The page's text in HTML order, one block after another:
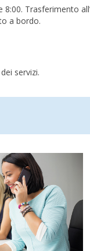
8:00. Trasferimento
a bordo.
servizi.